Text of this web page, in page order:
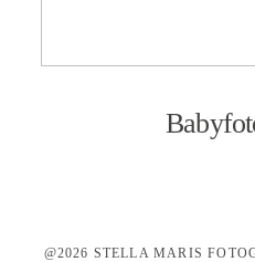
@2026 STELLA MARIS